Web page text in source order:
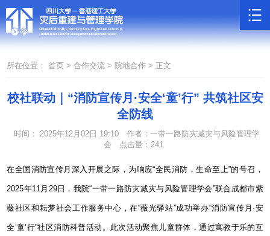
所在位置： 首页 >合作交流 > 院地合作 > 正文
校社联动｜“消防宣传月·安全‘童’行” 共筑社区安
全防线
时间： 2025年12月02日 19:10
作者：一带一路防灾减灾与风险管理学
会
点击量： 241
在全国消防宣传月深入开展之际，为响应“全民消防，生命至上”的号召，
2025年11月 29日，我院“一带一路防灾减灾与风险管理学会”联合成都市紫
薇社区和耘梦社会工作服务中心，在“薇光驿站”成功举办“消防宣传月·安
全‘童’行”社区消防科普活动。此次活动聚焦儿童群体，通过寓教于乐的互